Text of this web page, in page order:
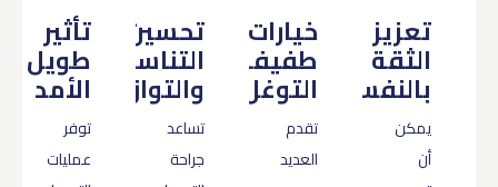
تعزيز
الثقة
بالنفس
يمكن
أن
خيارات
طفيفة
التوغل
تقدم
العديد
تحسين
التناسق
والتوازن
تساعد
جراحة
تأثير
طويل
الأمد
توفر
عمليات